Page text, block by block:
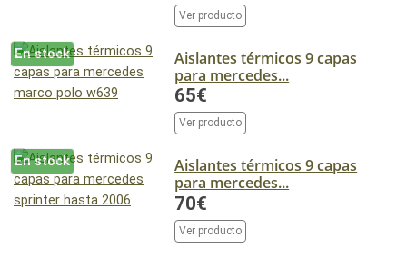
Ver producto
En stock
Aislantes térmicos 9 capas
para mercedes...
65€
Ver producto
En stock
Aislantes térmicos 9 capas
para mercedes...
70€
Ver producto